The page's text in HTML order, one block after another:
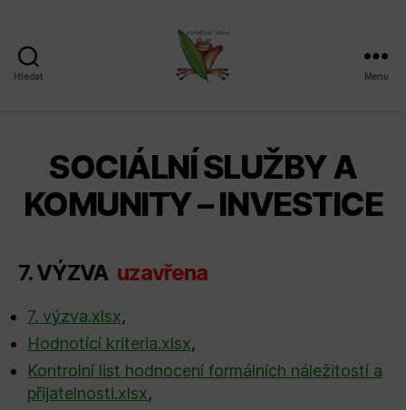
Hledat Menu
SOCIÁLNÍ SLUŽBY A
KOMUNITY – INVESTICE
7. VÝZVA uzavřena
7. výzva.xlsx,
Hodnotící kriteria.xlsx,
Kontrolní list hodnocení formálních náležitostí a
přijatelnosti.xlsx,